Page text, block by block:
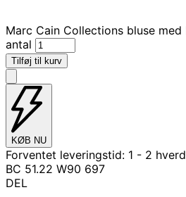
Marc Cain Collections bluse
antal
Tilføj til kurv
KØB NU
Forventet leveringstid: 1 - 2
BC 51.22 W90 697
DEL